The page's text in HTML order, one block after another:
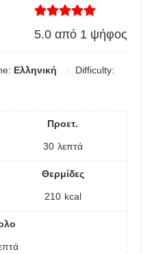
5.0 από 1 ψήφος
Ελληνική
Difficulty:
Προετ.
30 λεπτά
Θερμίδες
210 kcal